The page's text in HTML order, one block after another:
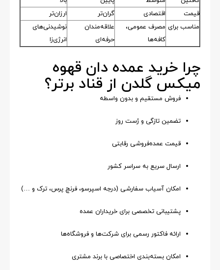
قیمت
اقتصادی گران‌تر
ارزان‌تر
مناسب برای مصرف عمومی،
کافه‌ها
علاقه‌مندان
حرفه‌ای
نوشیدنی‌های
انرژی‌زا
چرا خرید عمده دان قهوه
میکس گلدن از قناد برتر؟
فروش مستقیم و بدون واسطه
تضمین تازگی و رُست روز
قیمت عمده‌فروشی رقابتی
ارسال سریع به سراسر کشور
امکان آسیاب سفارشی (درجه اسپرسو، فرنچ پرس، ترک و …)
پشتیبانی تخصصی برای خریداران عمده
ارائه فاکتور رسمی برای شرکت‌ها و فروشگاه‌ها
امکان بسته‌بندی اختصاصی با برند مشتری